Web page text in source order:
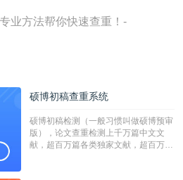
业方法帮你快速查重！-
硕博初稿查重系统
硕博初稿检测（一般习惯叫做硕博预审
版），论文查重检测上千万篇中文文
献，超百万篇各类独家文献，超百万港